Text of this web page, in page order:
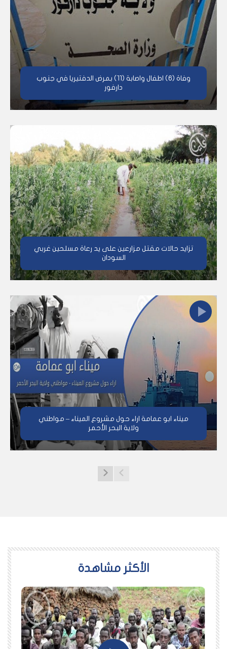
وفاة (6) اطفال واصابة (11) بمرض الدفتيريا في جنوب
دارفور
تزايد حالات مقتل مزارعين على يد رعاة مسلحين غربي
السودان
ميناء ابو عمامة اراء حول مشروع الميناء – مواطني
ولاية البحر الأحمر
اﻷكثر مشاهدة